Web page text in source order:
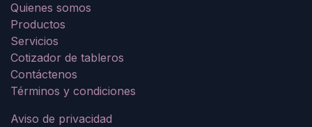
Quienes somos
Productos
Servicios
Cotizador de tableros
Contáctenos
Términos y condiciones
Aviso de privacidad